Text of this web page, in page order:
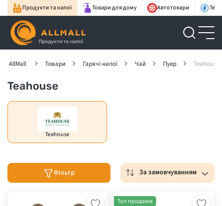
Продукти та напої Товари для дому Автотовари
Продукти та напої
AllMall Товари Гарячі напої Чай Пуер Teahouse
Teahouse
Teahouse
Фільтр За замовчуванням
Топ продажів